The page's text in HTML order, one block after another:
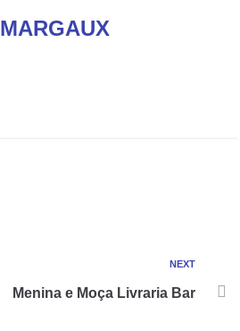
MARGAUX
NEXT
Menina e Moça Livraria Bar